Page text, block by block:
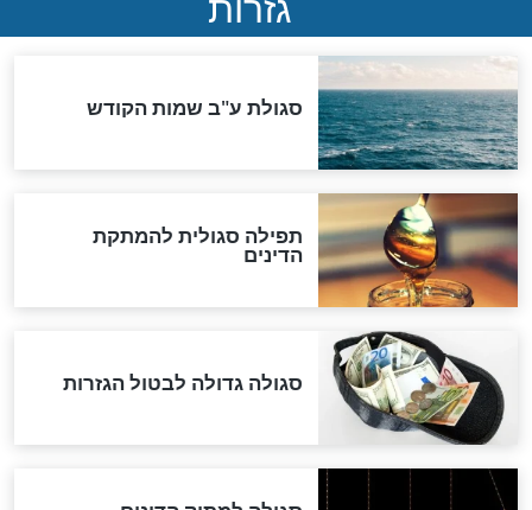
"נביא בעיר": מכירת המחלה
לגוי והוספת השם חזקיהו
לרפואת הרב דב הכהן קוק
לכל המאמרים
אחרית הימים
האם אפשר לחשב את הקץ?